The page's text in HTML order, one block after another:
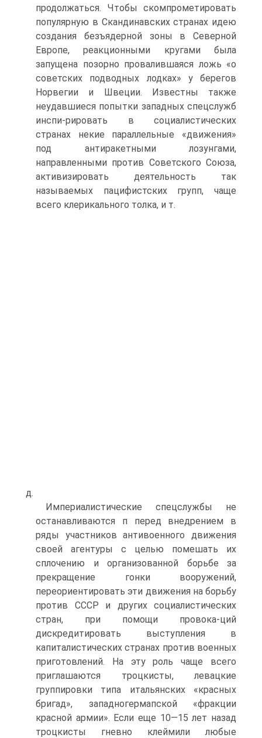
продолжаться. Чтобы скомпрометировать
популярную в Скандинавских странах идею
создания безъядерной зоны в Северной
Европе, реакционными кругами была
запущена позорно провалившаяся ложь «о
советских подводных лодках» у берегов
Норвегии и Швеции. Известны также
неудавшиеся попытки западных спецслужб
инспи-рировать в социалистических
странах некие параллельные «движения»
под антиракетными лозунгами,
направленными против Советского Союза,
активизировать деятельность так
называемых пацифистских групп, чаще
всего клерикального толка, и т.
д.
Империалистические спецслужбы не
останавливаются п перед внедрением в
ряды участников антивоенного движения
своей агентуры с целью помешать их
сплочению и организованной борьбе за
прекращение гонки вооружений,
переориентировать эти движения на борьбу
против СССР и других социалистических
стран, при помощи провока-ций
дискредитировать выступления в
капиталистических странах против военных
приготовлений. На эту роль чаще всего
приглашаются троцкисты, левацкие
группировки типа итальянских «красных
бригад», западногермапской «фракции
красной армии». Если еще 10—15 лет назад
троцкисты гневно клеймили любые